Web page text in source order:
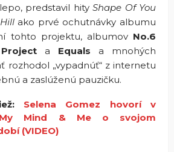
predstavil hityShape Of You
ako prvé ochutnávky albumu
tohto projektu, albumov No.6
a Equals a mnohých
rozhodol „vypadnúť“ z internetu
a zaslúženú pauzičku.
Selena Gomez hovorí v
My Mind & Me o svojom
(VIDEO)